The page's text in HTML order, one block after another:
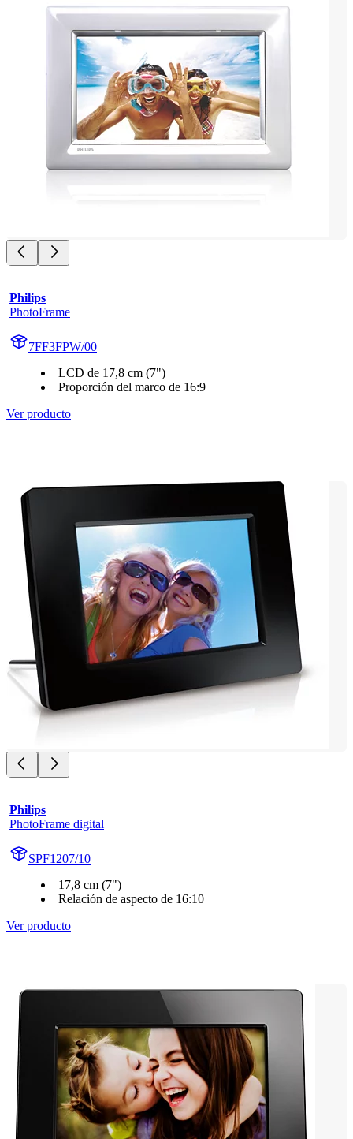
Philips
PhotoFrame
7FF3FPW/00
LCD de 17,8 cm (7")
Proporción del marco de 16:9
Ver producto
Philips
PhotoFrame digital
SPF1207/10
17,8 cm (7")
Relación de aspecto de 16:10
Ver producto